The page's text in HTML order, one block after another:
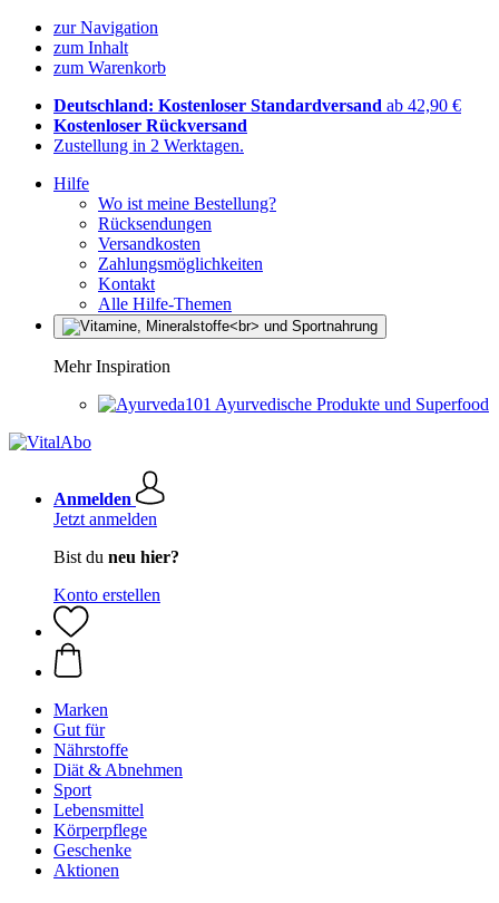
zur Navigation
zum Inhalt
zum Warenkorb
Deutschland: Kostenloser Standardversand ab 42,90 €
Kostenloser Rückversand
Zustellung in 2 Werktagen.
Hilfe
Wo ist meine Bestellung?
Rücksendungen
Versandkosten
Zahlungsmöglichkeiten
Kontakt
Alle Hilfe-Themen
Mehr Inspiration
Ayurvedische Produkte und Superfood
Anmelden
Jetzt anmelden
Bist du neu hier?
Konto erstellen
Marken
Gut für
Nährstoffe
Diät & Abnehmen
Sport
Lebensmittel
Körperpflege
Geschenke
Aktionen